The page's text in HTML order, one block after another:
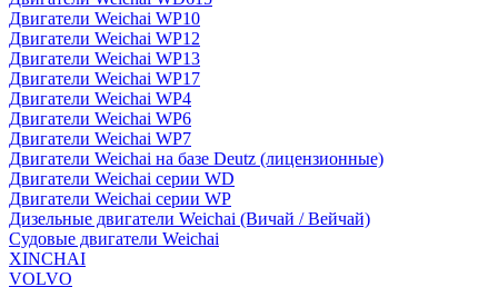
Двигатели Weichai WP10
Двигатели Weichai WP12
Двигатели Weichai WP13
Двигатели Weichai WP17
Двигатели Weichai WP4
Двигатели Weichai WP6
Двигатели Weichai WP7
Двигатели Weichai на базе Deutz (лицензионные)
Двигатели Weichai серии WD
Двигатели Weichai серии WP
Дизельные двигатели Weichai (Вичай / Вейчай)
Судовые двигатели Weichai
XINCHAI
VOLVO